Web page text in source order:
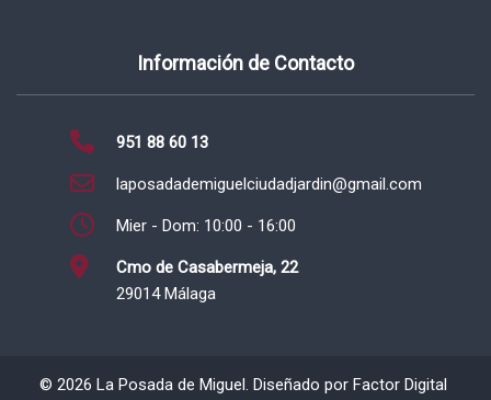
Información de Contacto
951 88 60 13
laposadademiguelciudadjardin@gmail.com
Mier - Dom: 10:00 - 16:00
Cmo de Casabermeja, 22
29014 Málaga
©2026 La Posada de Miguel. Diseñado por Factor Digital